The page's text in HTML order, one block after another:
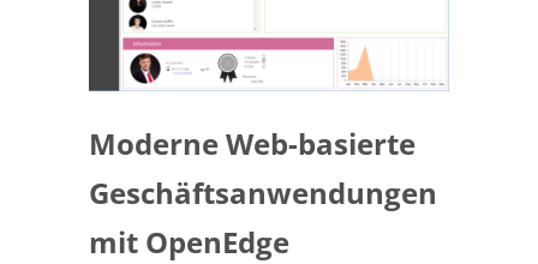
Moderne Web-basierte
Geschäftsanwendungen
mit OpenEdge